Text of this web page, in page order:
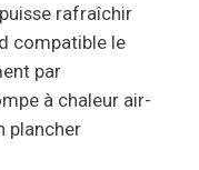
rafraîchir
compatible le
par
à chaleur air-
plancher